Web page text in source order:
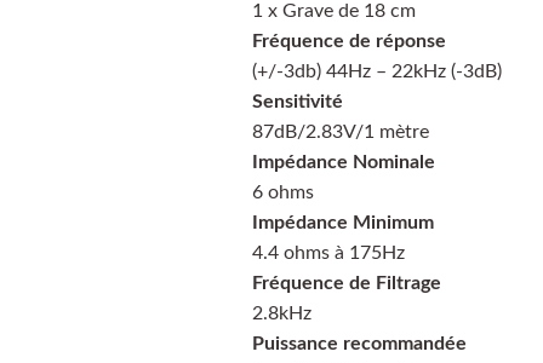
1 x Grave de 18 cm
Fréquence de réponse
(+/-3db) 44Hz – 22kHz (-3dB)
Sensitivité
87dB/2.83V/1 mètre
Impédance Nominale
6 ohms
Impédance Minimum
4.4 ohms à 175Hz
Fréquence de Filtrage
2.8kHz
Puissance recommandée